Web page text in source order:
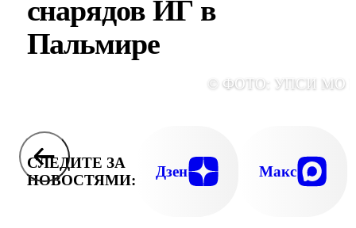
снарядов ИГ в
Пальмире
© ФОТО: УПСИ МО
СЛЕДИТЕ ЗА
НОВОСТЯМИ:
Дзен Макс